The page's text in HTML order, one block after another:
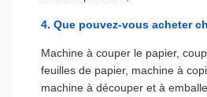
4. Que pouvez-vous acheter
Machine à couper le papier,
feuilles de papier, machine à
machine à découper et à